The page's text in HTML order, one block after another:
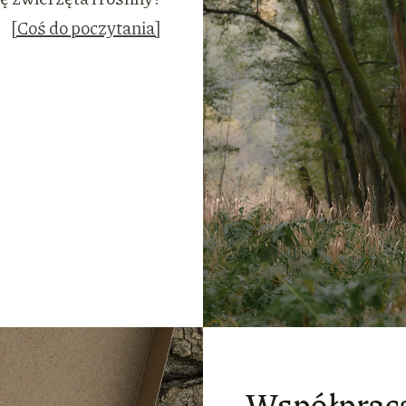
[Coś do poczytania]